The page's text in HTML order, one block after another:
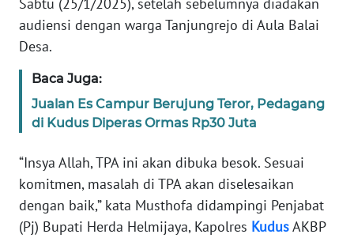
Sabtu (25/1/2025), setelah sebelumnya diadakan
audiensi dengan warga Tanjungrejo di Aula Balai
Desa.
Baca Juga:
Jualan Es Campur Berujung Teror, Pedagang
di Kudus Diperas Ormas Rp30 Juta
“Insya Allah, TPA ini akan dibuka besok. Sesuai
komitmen, masalah di TPA akan diselesaikan
dengan baik,” kata Musthofa didampingi Penjabat
(Pj) Bupati Herda Helmijaya, Kapolres KudusAKBP
KARIR
DISCLAIMER
Wahana
News
Regional
WN
SUMUT